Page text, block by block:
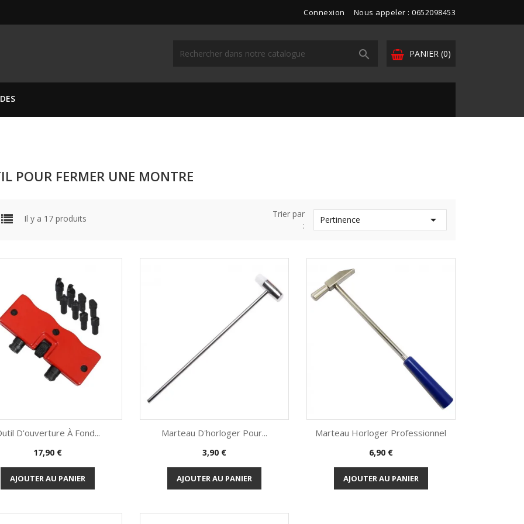
Connexion Nous appeler : 0652098453
PANIER (0)

POUR FERMER UNE MONTRE
Il y a 17 produits
Trier par
:
Pertinence 
Aperçu rapide
D'ouverture À Fond...
Prix
17,90 €
AJOUTER AU PANIER
Aperçu rapide
Marteau D'horloger Pour...
Prix
3,90 €
AJOUTER AU PANIER
Aperçu rapide
Marteau Horloger Professionnel
Prix
6,90 €
AJOUTER AU PANIER